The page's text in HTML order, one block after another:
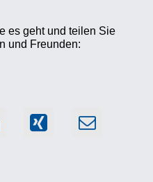
es geht und teilen Sie
und Freunden: